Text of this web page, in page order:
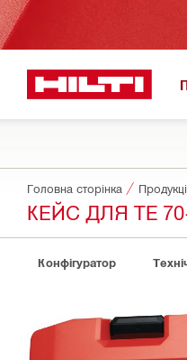
Головна сторінка
КЕЙС ДЛЯ TE 70-
Конфігуратор